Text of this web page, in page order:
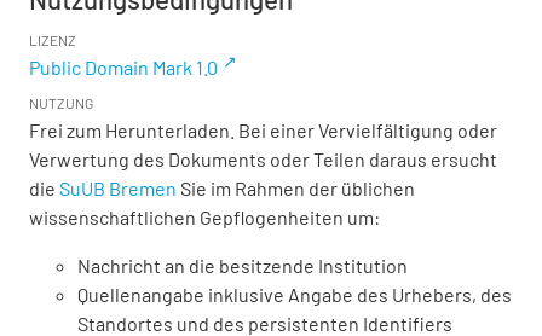
LIZENZ
Public Domain Mark 1.0
NUTZUNG
Frei zum Herunterladen. Bei einer Vervielfältigung oder
Verwertung des Dokuments oder Teilen daraus ersucht
die SuUB Bremen Sie im Rahmen der üblichen
wissenschaftlichen Gepflogenheiten um:
Nachricht an die besitzende Institution
Quellenangabe inklusive Angabe des Urhebers, des
Standortes und des persistenten Identifiers